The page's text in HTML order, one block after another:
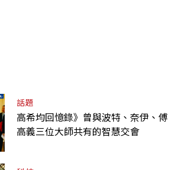
話題
高希均回憶錄》曾與波特、奈伊、傅
高義三位大師共有的智慧交會